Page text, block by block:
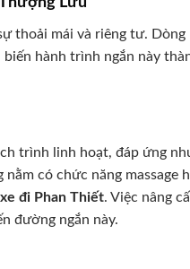
thoải mái và riêng tư. Dòng
hành trình ngắn này
trình linh hoạt, đáp ứng
có chức năng massage
đi Phan Thiết. Việc nâng
đường ngắn này.